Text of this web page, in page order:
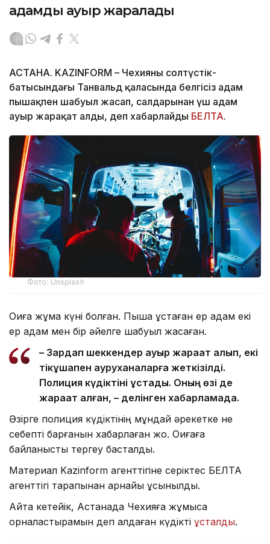
адамды ауыр жаралады
АСТАНА. KAZINFORM – Чехияның солтүстік-
батысындағы Танвальд қаласында белгісіз адам
пышақпен шабуыл жасап, салдарынан үш адам
ауыр жарақат алды, деп хабарлайды БЕЛТА.
Фото: Unsplash
Оқиға жұма күні болған. Пышақ ұстаған ер адам екі
ер адам мен бір әйелге шабуыл жасаған.
– Зардап шеккендер ауыр жарақат алып, екі
тікұшақпен ауруханаларға жеткізілді.
Полиция күдіктіні ұстады. Оның өзі де
жарақат алған, – делінген хабарламада.
Әзірге полиция күдіктінің мұндай әрекетке не
себепті барғанын хабарлаған жоқ. Оқиғаға
байланысты тергеу басталды.
Материал Kazinform агенттігіне серіктес БЕЛТА
агенттігі тарапынан арнайы ұсынылды.
Айта кетейік, Астанада Чехияға жұмысқа
орналастырамын деп алдаған күдікті ұсталды.